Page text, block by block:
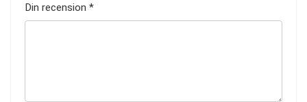
Din recension *